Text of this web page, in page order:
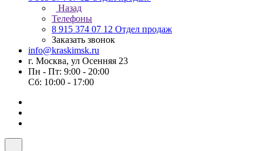
Назад
Телефоны
8 915 374 07 12 Отдел продаж
Заказать звонок
info@kraskimsk.ru
г. Москва, ул Осенняя 23
Пн - Пт: 9:00 - 20:00
Сб: 10:00 - 17:00